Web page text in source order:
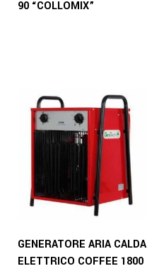
90 “COLLOMIX”
GENERATORE ARIA CALDA
ELETTRICO COFFEE 1800